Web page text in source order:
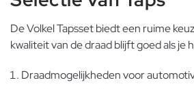
De Volkel Tapsset biedt een ruime
kwaliteit van de draad blijft goed als je
Draadmogelijkheden voor